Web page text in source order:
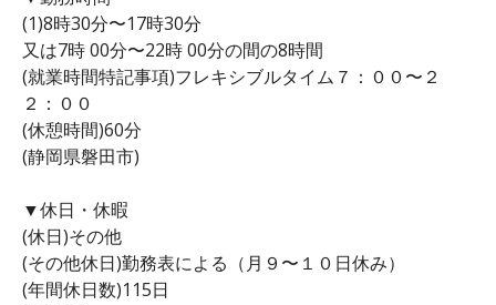
(1)8時30分〜17時30分
又は7時 00分〜22時 00分の間の8時間
(就業時間特記事項)フレキシブルタイム７：００〜２
２：００
(休憩時間)60分
(静岡県磐田市)
▼休日・休暇
(休日)その他
(その他休日)勤務表による（月９〜１０日休み）
(年間休日数)115日